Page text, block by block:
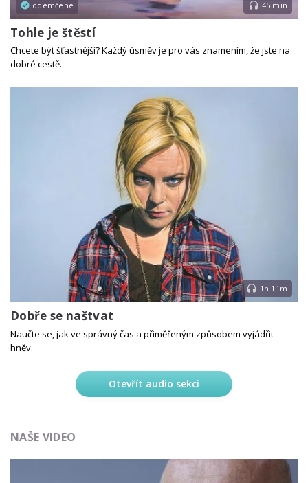
odemčené 45 min
Tohle je štěstí
Chcete být šťastnější? Každý úsměv je pro vás znamením, že jste na
dobré cestě.
1h 11m
Dobře se naštvat
Naučte se, jak ve správný čas a přiměřeným způsobem vyjádřit
hněv.
Otevřít audio sekci
NAŠE VIDEO